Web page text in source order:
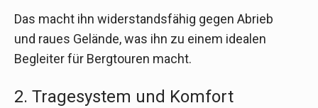
Das macht ihn widerstandsfähig gegen Abrieb
und raues Gelände, was ihn zu einem idealen
Begleiter für Bergtouren macht.
2. Tragesystem und Komfort